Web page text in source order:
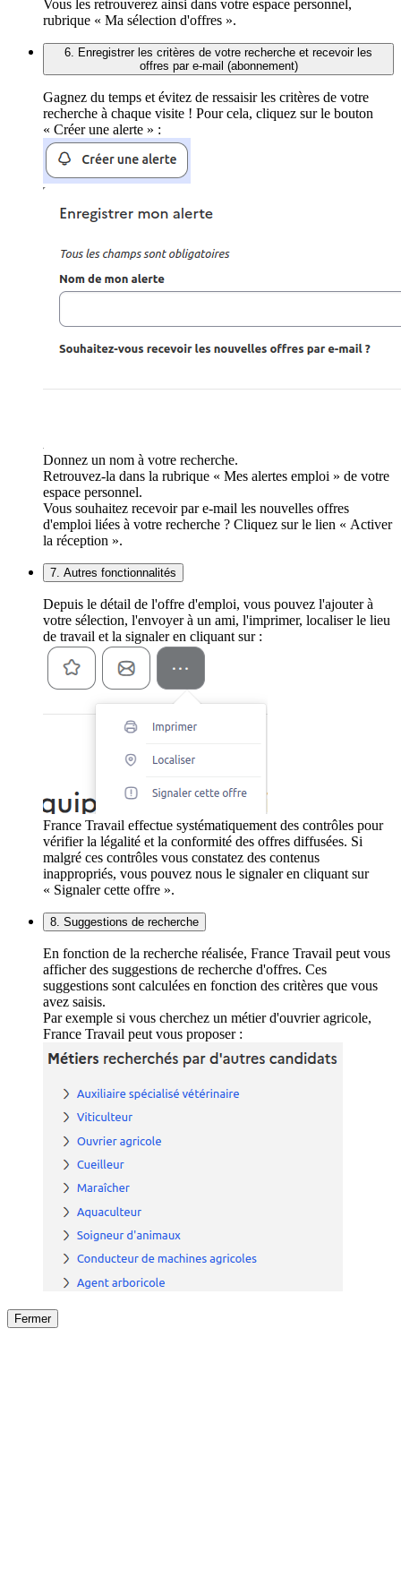
Vous les retrouverez ainsi dans votre espace personnel,
rubrique « Ma sélection d'offres ».
6. Enregistrer les critères de votre recherche et recevoir les
offres par e-mail (abonnement)
Gagnez du temps et évitez de ressaisir les critères de votre
recherche à chaque visite ! Pour cela, cliquez sur le bouton
« Créer une alerte » :
Donnez un nom à votre recherche.
Retrouvez-la dans la rubrique « Mes alertes emploi » de votre
espace personnel.
Vous souhaitez recevoir par e-mail les nouvelles offres
d'emploi liées à votre recherche ? Cliquez sur le lien « Activer
la réception ».
7. Autres fonctionnalités
Depuis le détail de l'offre d'emploi, vous pouvez l'ajouter à
votre sélection, l'envoyer à un ami, l'imprimer, localiser le lieu
de travail et la signaler en cliquant sur :
France Travail effectue systématiquement des contrôles pour
vérifier la légalité et la conformité des offres diffusées. Si
malgré ces contrôles vous constatez des contenus
inappropriés, vous pouvez nous le signaler en cliquant sur
« Signaler cette offre ».
8. Suggestions de recherche
En fonction de la recherche réalisée, France Travail peut vous
afficher des suggestions de recherche d'offres. Ces
suggestions sont calculées en fonction des critères que vous
avez saisis.
Par exemple si vous cherchez un métier d'ouvrier agricole,
France Travail peut vous proposer :
Fermer